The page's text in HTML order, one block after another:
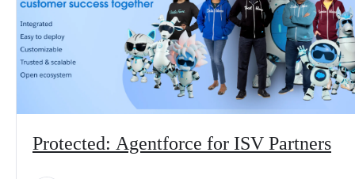
Protected: Agentforce for ISV Partners